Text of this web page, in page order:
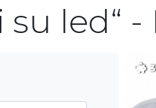
su led“
3